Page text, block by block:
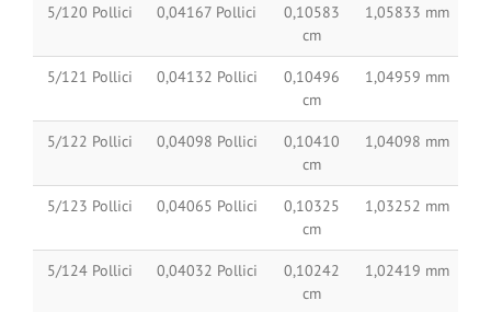
5/120 Pollici 0,04167 Pollici
0,10583
cm
1,05833 mm
5/121 Pollici 0,04132 Pollici
0,10496
cm
1,04959 mm
5/122 Pollici 0,04098 Pollici
0,10410
cm
1,04098 mm
5/123 Pollici 0,04065 Pollici
0,10325
cm
1,03252 mm
5/124 Pollici 0,04032 Pollici
0,10242
cm
1,02419 mm